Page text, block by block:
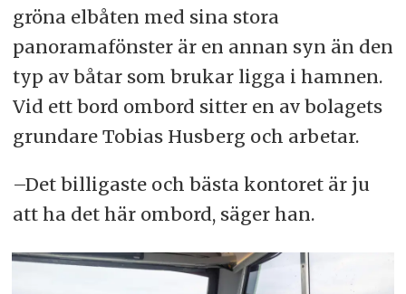
gröna elbåten med sina stora
panoramafönster är en annan syn än den
typ av båtar som brukar ligga i hamnen.
Vid ett bord ombord sitter en av bolagets
grundare Tobias Husberg och arbetar.
–Det billigaste och bästa kontoret är ju
att ha det här ombord, säger han.